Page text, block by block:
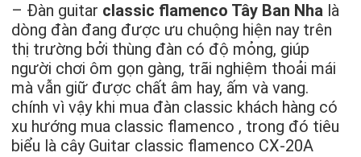
– Đàn guitar classic flamenco Tây Ban Nha là
dòng đàn đang được ưu chuộng hiện nay trên
thị trường bởi thùng đàn có độ mỏng, giúp
người chơi ôm gọn gàng, trãi nghiệm thoải mái
mà vẫn giữ được chất âm hay, ấm và vang.
chính vì vậy khi mua đàn classic khách hàng có
xu hướng mua classic flamenco , trong đó tiêu
biểu là cây Guitar classic flamenco CX-20A